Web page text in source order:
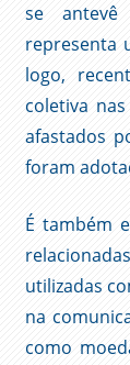
se
representa
logo,
coletiva
afastados
foram
É também
utilizadas
na
como